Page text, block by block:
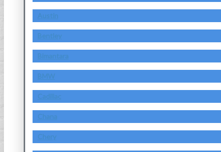
Austin
Bentley
Bimantara
BMW
Cadillac
Chana
Chery